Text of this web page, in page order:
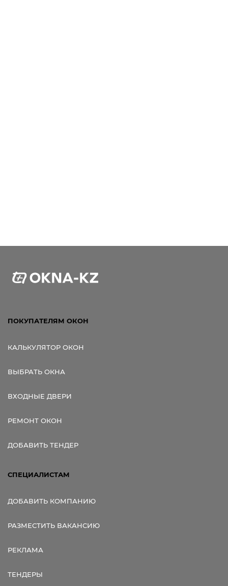
ПОКУПАТЕЛЯМ ОКОН
КАЛЬКУЛЯТОР ОКОН
ВЫБРАТЬ ОКНА
ВХОДНЫЕ ДВЕРИ
РЕМОНТ ОКОН
ДОБАВИТЬ ТЕНДЕР
СПЕЦИАЛИСТАМ
ДОБАВИТЬ КОМПАНИЮ
РАЗМЕСТИТЬ ВАКАНСИЮ
РЕКЛАМА
ТЕНДЕРЫ